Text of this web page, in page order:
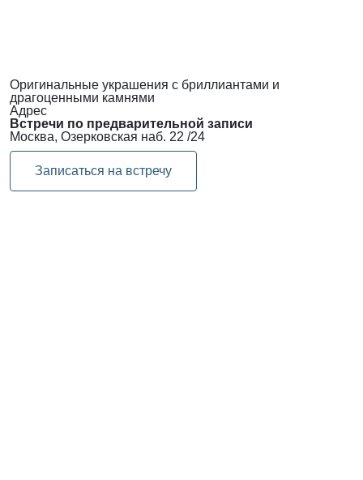
Оригинальные украшения с бриллиантами и
драгоценными камнями
Адрес
Встречи по предварительной записи
Москва, Озерковская наб. 22 /24
Записаться на встречу